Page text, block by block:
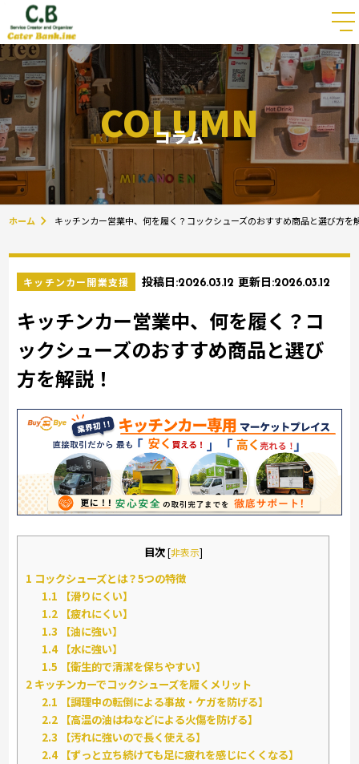
COLUMN
コラム
ホーム キッチンカー営業中、何を履く？コックシューズのおすすめ商品と選び方を
キッチンカー開業支援 投稿日:2026.03.12 更新日:2026.03.12
キッチンカー営業中、何を履く？コ
ックシューズのおすすめ商品と選び
方を解説！
目次[非表示]
1 コックシューズとは？5つの特徴
1.1 【滑りにくい】
1.2 【疲れにくい】
1.3 【油に強い】
1.4【水に強い】
1.5 【衛生的で清潔を保ちやすい】
2 キッチンカーでコックシューズを履くメリット
2.1 【調理中の転倒による事故・ケガを防げる】
2.2 【高温の油はねなどによる火傷を防げる】
2.3 【汚れに強いので長く使える】
2.4【ずっと立ち続けても足に疲れを感じにくくなる】